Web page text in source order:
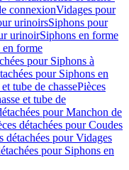
connexionVidages pour
urinoirsSiphons pour
urinoirSiphons en forme
en forme
pour Siphons à
pour Siphons en
tube de chassePièces
et tube de
pour Manchon de
détachées pour Coudes
détachées pour Vidages
pour Siphons en